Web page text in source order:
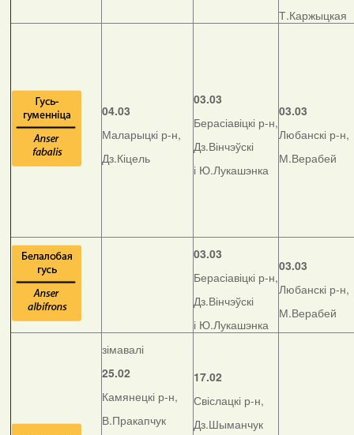
Т.Каржыцкая
04.03
Маларыцкі р-н,
Дз.Кіцель
03.03
Берасіавіцкі р-н,
Дз.Вінчэўскі
і Ю.Лукашэнка
03.03
Любанскі р-н,
М.Верабей
03.03
Берасіавіцкі р-н,
Дз.Вінчэўскі
і Ю.Лукашэнка
03.03
Любанскі р-н,
М.Верабей
зімавалі
25.02
Камянецкі р-н,
В.Пракапчук
17.02
Свіслацкі р-н,
Дз.Шыманчук